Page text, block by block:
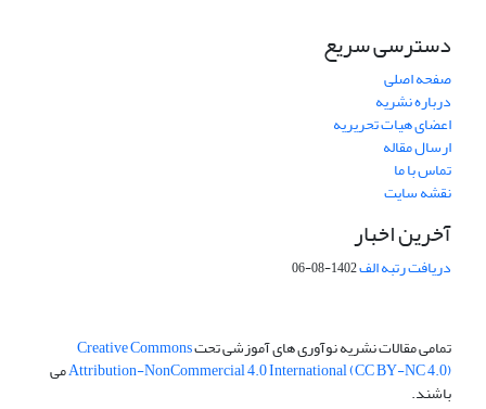
دسترسی سریع
صفحه اصلی
درباره نشریه
اعضای هیات تحریریه
ارسال مقاله
تماس با ما
نقشه سایت
آخرین اخبار
دریافت رتبه الف1402-08-06
تمامی مقالات نشریه نوآوری های آموزشی تحتCreative Commons
Attribution-NonCommercial 4.0 International (CC BY-NC 4.0)می
باشند.